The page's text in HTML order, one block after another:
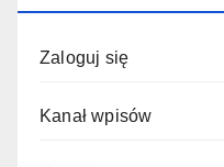
Zaloguj się
Kanał wpisów